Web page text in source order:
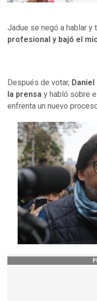
Jadue se negó a hablar y t
profesional y bajó el
Después de votar,
la prensa y habló sobre
enfrenta un nuevo